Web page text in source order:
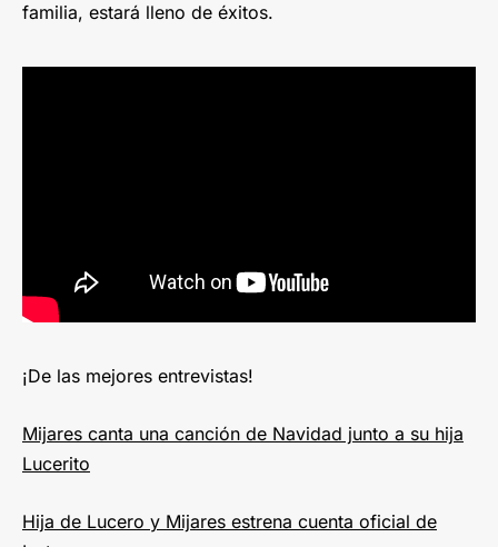
familia, estará lleno de éxitos.
¡De las mejores entrevistas!
Mijares canta una canción de Navidad junto a su hija
Lucerito
Hija de Lucero y Mijares estrena cuenta oficial de